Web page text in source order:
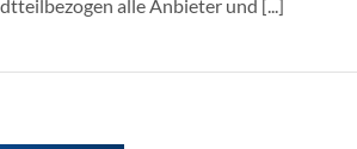
alle Anbieter und [...]